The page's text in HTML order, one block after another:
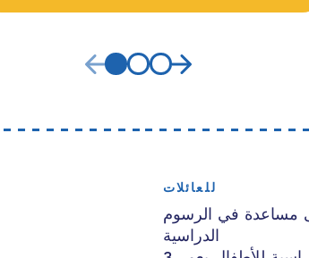
للعائلات
مساعدة في الرسوم
الدراسية